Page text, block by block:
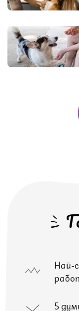
Най-
5